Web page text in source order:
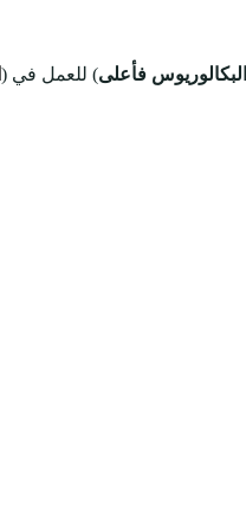
البكالوريوس فأعلى) للعمل في (